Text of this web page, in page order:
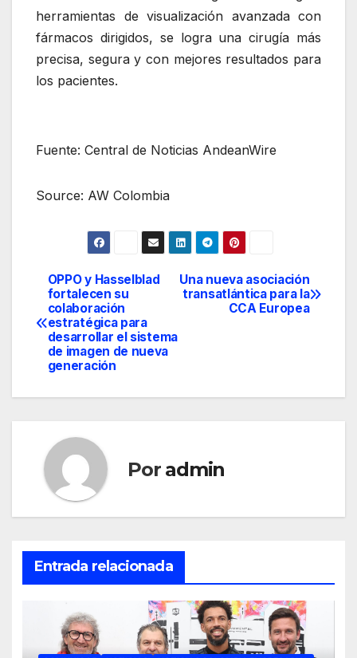
herramientas de visualización avanzada con
fármacos dirigidos, se logra una cirugía más
precisa, segura y con mejores resultados para
los pacientes.
Fuente: Central de Noticias AndeanWire
Source: AW Colombia
Navegación
de
entradas
Una nueva asociación
transatlántica para la
CCA Europea
OPPO y Hasselblad
fortalecen su
colaboración
estratégica para
desarrollar el sistema
de imagen de nueva
generación
Por admin
Entrada relacionada